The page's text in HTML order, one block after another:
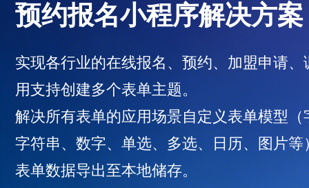
预约报名小程序解决方案
实现各行业的在线报名、预约、加盟申请、
用支持创建多个表单主题。
解决所有表单的应用场景自定义表单模型（
字符串、数字、单选、多选、日历、图片等
表单数据导出至本地储存。